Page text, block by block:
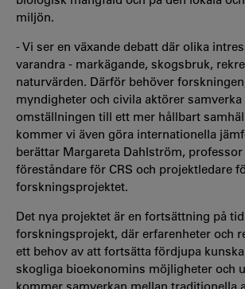
miljön.
- Vi ser en växande debatt där olika
varandra - markägande, skogsbruk,
naturvärden. Därför behöver
myndigheter och civila aktörer
omställningen till ett mer hållbart
kommer vi även göra internationella
berättar Margareta Dahlström,
föreståndare för CRS och projektledare
forskningsprojektet.
Det nya projektet är en fortsättning på
forskningsprojekt, där erfarenheter och
ett behov av att fortsätta fördjupa
skogliga bioekonomins möjligheter och
kommer samverkan mellan traditionella